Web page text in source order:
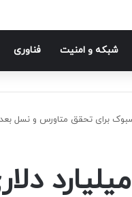
شبكه و امنيت فناوری
سرمایه‌گذاری ۱۰